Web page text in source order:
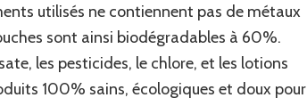
utilisés ne contiennent pas de métaux
sont ainsi biodégradables à 60%.
les pesticides, le chlore, et les lotions
100% sains, écologiques et doux pour